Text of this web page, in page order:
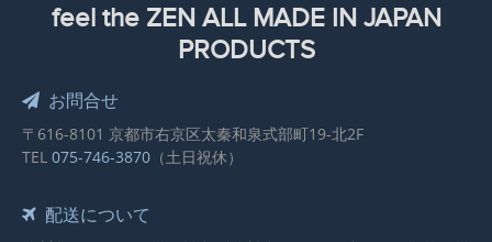
feel the ZEN ALL MADE IN JAPAN
PRODUCTS
お問合せ
〒616-8101 京都市右京区太秦和泉式部町19-北2F
TEL 075-746-3870 （土日祝休）
配送について